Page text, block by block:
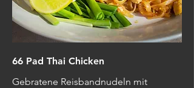
66 Pad Thai Chicken
Gebratene Reisbandnudeln mit